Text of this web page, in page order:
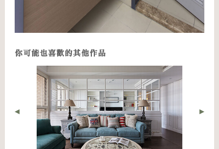
你可能也喜歡的其他作品